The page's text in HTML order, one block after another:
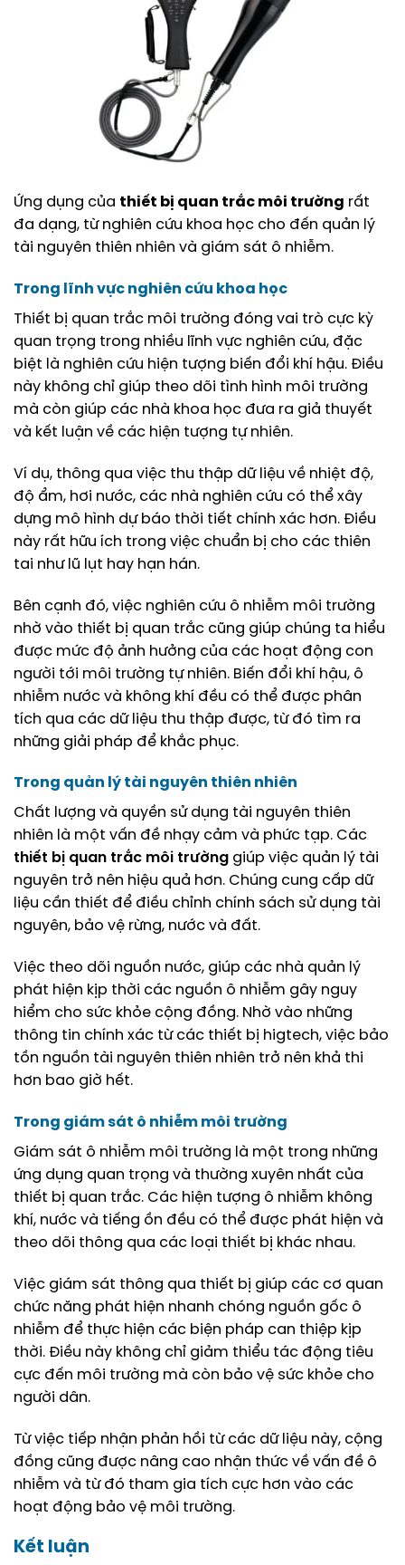
Ứng dụng của thiết bị quan trắc môi trường rất
đa dạng, từ nghiên cứu khoa học cho đến quản lý
tài nguyên thiên nhiên và giám sát ô nhiễm.
Trong lĩnh vực nghiên cứu khoa học
Thiết bị quan trắc môi trường đóng vai trò cực kỳ
quan trọng trong nhiều lĩnh vực nghiên cứu, đặc
biệt là nghiên cứu hiện tượng biến đổi khí hậu. Điều
này không chỉ giúp theo dõi tình hình môi trường
mà còn giúp các nhà khoa học đưa ra giả thuyết
và kết luận về các hiện tượng tự nhiên.
Ví dụ, thông qua việc thu thập dữ liệu về nhiệt độ,
độ ẩm, hơi nước, các nhà nghiên cứu có thể xây
dựng mô hình dự báo thời tiết chính xác hơn. Điều
này rất hữu ích trong việc chuẩn bị cho các thiên
tai như lũ lụt hay hạn hán.
Bên cạnh đó, việc nghiên cứu ô nhiễm môi trường
nhờ vào thiết bị quan trắc cũng giúp chúng ta hiểu
được mức độ ảnh hưởng của các hoạt động con
người tới môi trường tự nhiên. Biến đổi khí hậu, ô
nhiễm nước và không khí đều có thể được phân
tích qua các dữ liệu thu thập được, từ đó tìm ra
những giải pháp để khắc phục.
Trong quản lý tài nguyên thiên nhiên
Chất lượng và quyền sử dụng tài nguyên thiên
nhiên là một vấn đề nhạy cảm và phức tạp. Các
thiết bị quan trắc môi trường giúp việc quản lý tài
nguyên trở nên hiệu quả hơn. Chúng cung cấp dữ
liệu cần thiết để điều chỉnh chính sách sử dụng tài
nguyên, bảo vệ rừng, nước và đất.
Việc theo dõi nguồn nước, giúp các nhà quản lý
phát hiện kịp thời các nguồn ô nhiễm gây nguy
hiểm cho sức khỏe cộng đồng. Nhờ vào những
thông tin chính xác từ các thiết bị higtech, việc bảo
tồn nguồn tài nguyên thiên nhiên trở nên khả thi
hơn bao giờ hết.
Trong giám sát ô nhiễm môi trường
Giám sát ô nhiễm môi trường là một trong những
ứng dụng quan trọng và thường xuyên nhất của
thiết bị quan trắc. Các hiện tượng ô nhiễm không
khí, nước và tiếng ồn đều có thể được phát hiện và
theo dõi thông qua các loại thiết bị khác nhau.
Việc giám sát thông qua thiết bị giúp các cơ quan
chức năng phát hiện nhanh chóng nguồn gốc ô
nhiễm để thực hiện các biện pháp can thiệp kịp
thời. Điều này không chỉ giảm thiểu tác động tiêu
cực đến môi trường mà còn bảo vệ sức khỏe cho
người dân.
Từ việc tiếp nhận phản hồi từ các dữ liệu này, cộng
đồng cũng được nâng cao nhận thức về vấn đề ô
nhiễm và từ đó tham gia tích cực hơn vào các
hoạt động bảo vệ môi trường.
Kết luận